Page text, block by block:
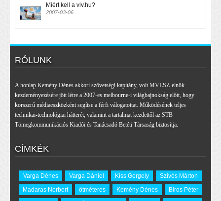
Miért kell a vlv.hu?
2007-03-06
RÓLUNK
A honlap Kemény Dénes akkori szövetségi kapitány, volt MVLSZ-elnök
kezdeményezésére jött létre a 2007-es melbourne-i világbajnokság előtt, hogy
korszerű médiaeszközként segítse a férfi válogatottat. Működésének teljes
technikai-technológiai hátterét, valamint a tartalmat kezdettől az STB
Tömegkommunikációs Kiadói és Tanácsadó Betéti Társaság biztosítja.
CÍMKÉK
Varga Dénes Varga Dániel Kiss Gergely
Szivós Márton
Madaras Norbert
ötméteres Kemény Dénes
Biros Péter